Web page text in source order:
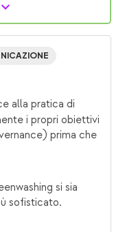
alla pratica di
i propri obiettivi
prima che
si sia
sofisticato.